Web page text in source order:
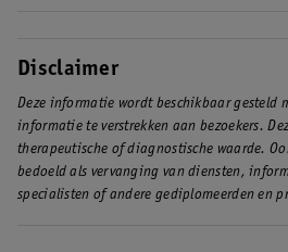
Disclaimer
Deze informatie wordt beschikbaar gesteld
informatie te verstrekken aan bezoekers.
therapeutische of diagnostische waarde.
bedoeld als vervanging van diensten,
specialisten of andere gediplomeerden en